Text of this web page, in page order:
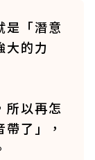
是「潛意
大的力
所以再怎
了」，